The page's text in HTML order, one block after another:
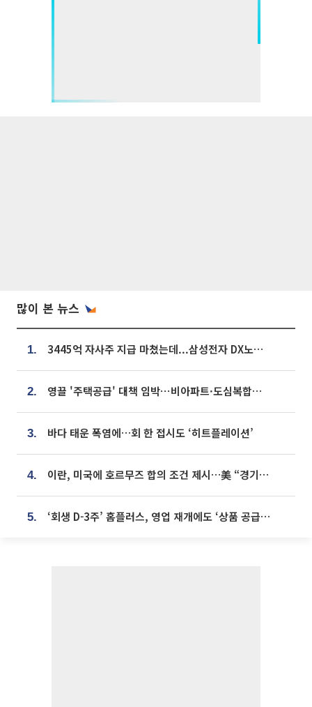
많이 본 뉴스
1. 3445억 자사주 지급 마쳤는데...삼성전자 DX노조, 뒤늦은 '떼쓰기 집회'
2. 영끌 '주택공급' 대책 임박⋯비아파트·도심복합까지 총동원
3. 바다 태운 폭염에…회 한 접시도 ‘히트플레이션’
4. 이란, 미국에 호르무즈 합의 조건 제시…美 “경기 아직 안 끝나” [종합]
5. ‘회생 D-3주’ 홈플러스, 영업 재개에도 ‘상품 공급망’ 복구가 생존 관건